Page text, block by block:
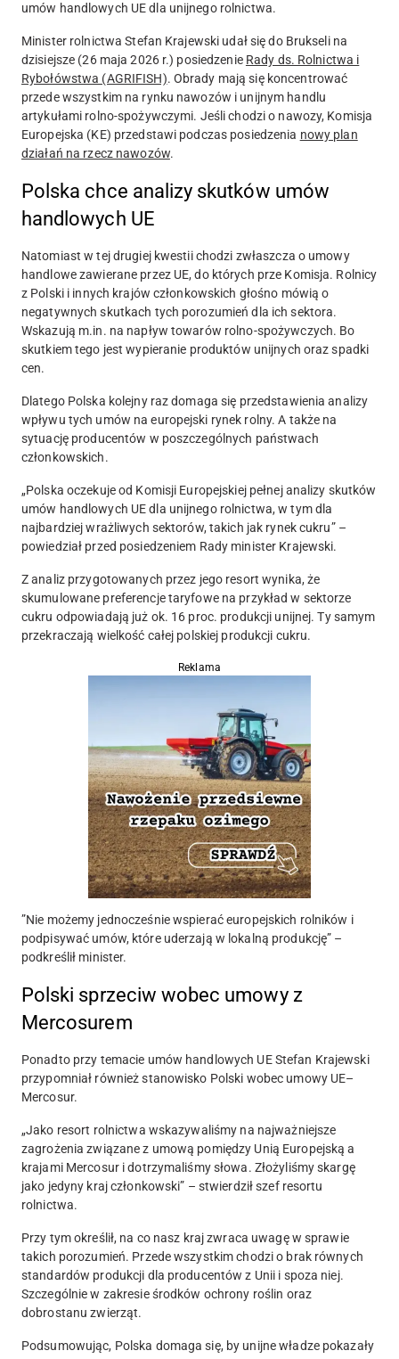
umów handlowych UE dla unijnego rolnictwa.
Minister rolnictwa Stefan Krajewski udał się do Brukseli na
dzisiejsze (26 maja 2026 r.) posiedzenie Rady ds. Rolnictwa i
Rybołówstwa (AGRIFISH). Obrady mają się koncentrować
przede wszystkim na rynku nawozów i unijnym handlu
artykułami rolno-spożywczymi. Jeśli chodzi o nawozy, Komisja
Europejska (KE) przedstawi podczas posiedzenia nowy plan
działań na rzecz nawozów.
Polska chce analizy skutków umów
handlowych UE
Natomiast w tej drugiej kwestii chodzi zwłaszcza o umowy
handlowe zawierane przez UE, do których prze Komisja. Rolnicy
z Polski i innych krajów członkowskich głośno mówią o
negatywnych skutkach tych porozumień dla ich sektora.
Wskazują m.in. na napływ towarów rolno-spożywczych. Bo
skutkiem tego jest wypieranie produktów unijnych oraz spadki
cen.
Dlatego Polska kolejny raz domaga się przedstawienia analizy
wpływu tych umów na europejski rynek rolny. A także na
sytuację producentów w poszczególnych państwach
członkowskich.
„Polska oczekuje od Komisji Europejskiej pełnej analizy skutków
umów handlowych UE dla unijnego rolnictwa, w tym dla
najbardziej wrażliwych sektorów, takich jak rynek cukru” –
powiedział przed posiedzeniem Rady minister Krajewski.
Z analiz przygotowanych przez jego resort wynika, że
skumulowane preferencje taryfowe na przykład w sektorze
cukru odpowiadają już ok. 16 proc. produkcji unijnej. Ty samym
przekraczają wielkość całej polskiej produkcji cukru.
Reklama
”Nie możemy jednocześnie wspierać europejskich rolników i
podpisywać umów, które uderzają w lokalną produkcję” –
podkreślił minister.
Polski sprzeciw wobec umowy z
Mercosurem
Ponadto przy temacie umów handlowych UE Stefan Krajewski
przypomniał również stanowisko Polski wobec umowy UE–
Mercosur.
„Jako resort rolnictwa wskazywaliśmy na najważniejsze
zagrożenia związane z umową pomiędzy Unią Europejską a
krajami Mercosur i dotrzymaliśmy słowa. Złożyliśmy skargę
jako jedyny kraj członkowski” – stwierdził szef resortu
rolnictwa.
Przy tym określił, na co nasz kraj zwraca uwagę w sprawie
takich porozumień. Przede wszystkim chodzi o brak równych
standardów produkcji dla producentów z Unii i spoza niej.
Szczególnie w zakresie środków ochrony roślin oraz
dobrostanu zwierząt.
Podsumowując, Polska domaga się, by unijne władze pokazały